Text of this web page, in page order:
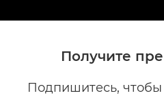
Получите
Подпишитесь, чтобы